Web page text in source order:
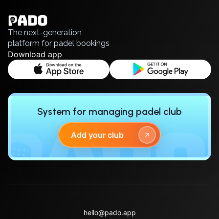
УкраїнськаCities
Prague
Batumi
Kutaisi
Budapest
Bolesławiec
Русский
The next-generation
platform for padel bookings
Download app
System for managing padel club
Add your club
hello@pado.app